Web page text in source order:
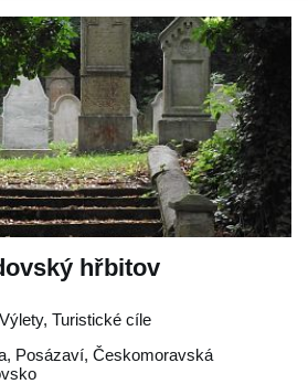
hřbitov
Turistické cíle
, Posázaví, Českomoravská